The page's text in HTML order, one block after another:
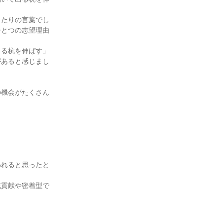
りの言葉でし
つの志望理由
杭を伸ばす」
ると感じまし
会がたくさん
ると思ったと
献や密着型で